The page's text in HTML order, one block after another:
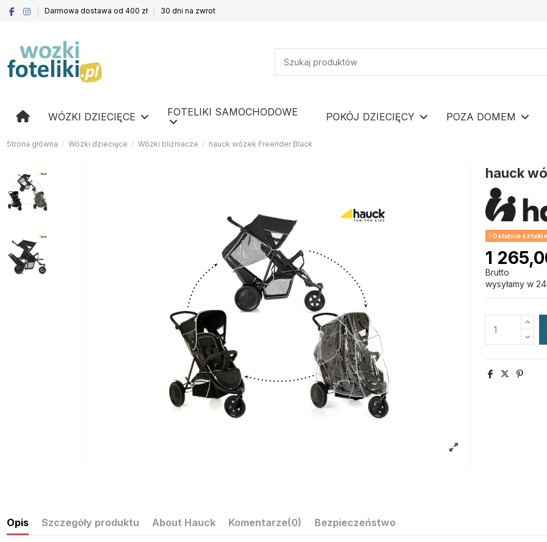
Darmowa dostawa od 400 zł 30 dni na zwrot
WÓZKI DZIECIĘCE FOTELIKI SAMOCHODOWE POKÓJ DZIECIĘCY POZA DOMEM
Strona główna Wózki dziecięce Wózki bliźniacze hauck wózek Freerider Black
hauck
Ostatnie sztuki
1
Brutto
wysyłamy w
Opis Szczegóły produktu About Hauck Komentarze(0) Bezpieczeństwo